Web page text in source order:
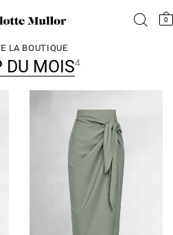
0
LA BOUTIQUE
DU MOIS4